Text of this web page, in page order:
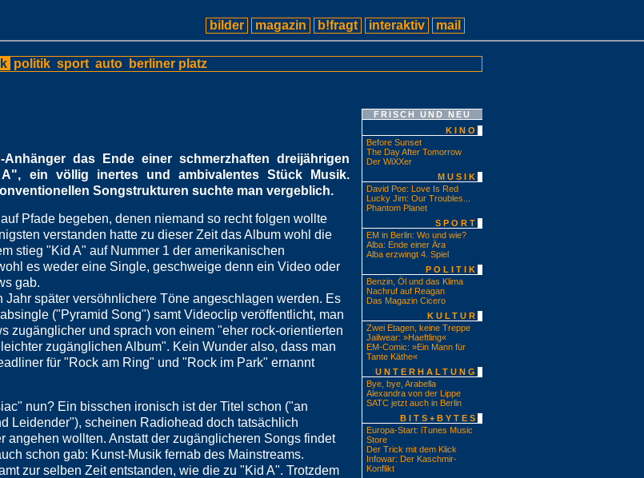
bilder magazin b!fragt interaktiv mail
politik sport auto berliner platz
das Ende einer schmerzhaften dreijährigen
ein völlig inertes und ambivalentes Stück Musik.
Songstrukturen suchte man vergeblich.
Pfade begeben, denen niemand so recht folgen wollte
verstanden hatte zu dieser Zeit das Album wohl die
stieg "Kid A" auf Nummer 1 der amerikanischen
es weder eine Single, geschweige denn ein Video oder
gab.
Jahr später versöhnlichere Töne angeschlagen werden. Es
("Pyramid Song") samt Videoclip veröffentlicht, man
zugänglicher und sprach von einem "eher rock-orientierten
zugänglichen Album". Kein Wunder also, dass man
für "Rock am Ring" und "Rock im Park" ernannt
nun? Ein bisschen ironisch ist der Titel schon ("an
Leidender"), scheinen Radiohead doch tatsächlich
angehen wollten. Anstatt der zugänglicheren Songs findet
schon gab: Kunst-Musik fernab des Mainstreams.
zur selben Zeit entstanden, wie die zu "Kid A". Trotzdem
FRISCH UND NEU
KINO
Before Sunset
The Day After Tomorrow
Der WiXXer
MUSIK
David Poe: Love Is Red
Lucky Jim: Our Troubles...
Phantom Planet
SPORT
EM in Berlin: Wo und wie?
Alba: Ende einer Ära
Alba erzwingt 4. Spiel
POLITIK
Benzin, Öl und das Klima
Nachruf auf Reagan
Das Magazin Cicero
KULTUR
Zwei Etagen, keine Treppe
Jailwear: »Haeftling«
EM-Comic: »Ein Mann für
Tante Käthe«
UNTERHALTUNG
Bye, bye, Arabella
Alexandra von der Lippe
SATC jetzt auch in Berlin
BITS+BYTES
Europa-Start: iTunes Music
Store
Der Trick mit dem Klick
Infowar: Der Kaschmir-
Konflikt